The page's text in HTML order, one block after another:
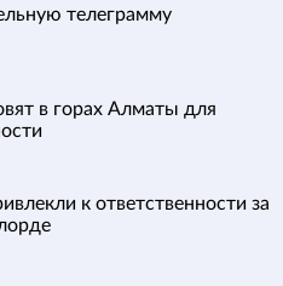
телеграмму
в горах Алматы для
к ответственности за